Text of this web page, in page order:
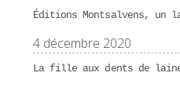
Éditions Montsalvens, un
4 décembre 2020
La fille aux dents de